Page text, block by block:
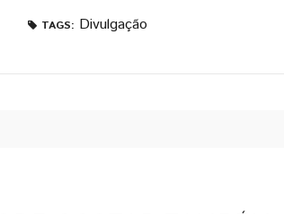
TAGS: Divulgação